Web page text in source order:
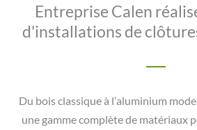
Entreprise Calen
d'installations de
Du bois classique à l’aluminium
une gamme complète de matériaux